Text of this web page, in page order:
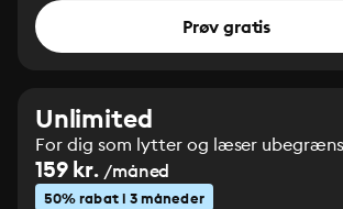
Prøv gratis
Unlimited
For dig som lytter og læser
159 kr. /måned
50% rabat i 3 måneder